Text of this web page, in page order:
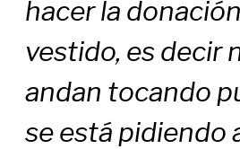
hacer la
vestido, es decir
andan tocando
se está pidiendo